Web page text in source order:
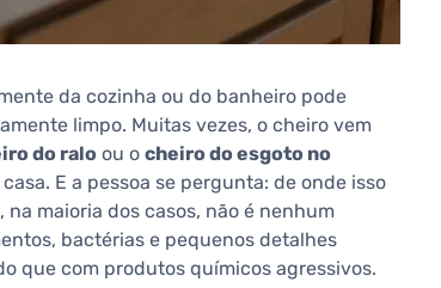
da cozinha ou do banheiro pode
limpo. Muitas vezes, o cheiro vem
do ralo ou o cheiro do esgoto no
E a pessoa se pergunta: de onde isso
maioria dos casos, não é nenhum
bactérias e pequenos detalhes
que com produtos químicos agressivos.